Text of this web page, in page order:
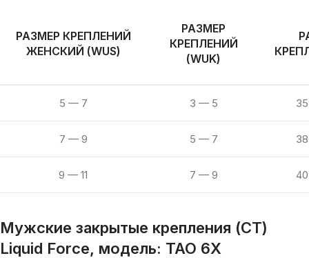
РАЗМЕР КРЕПЛЕНИЙ
ЖЕНСКИЙ (WUS)
РАЗМЕР
КРЕПЛЕНИЙ
(WUK)
5 — 7 3 — 5
7 — 9 5 — 7
9 — 11 7 — 9
Мужские закрытые крепления (CT)
Liquid Force, модель: TAO 6X